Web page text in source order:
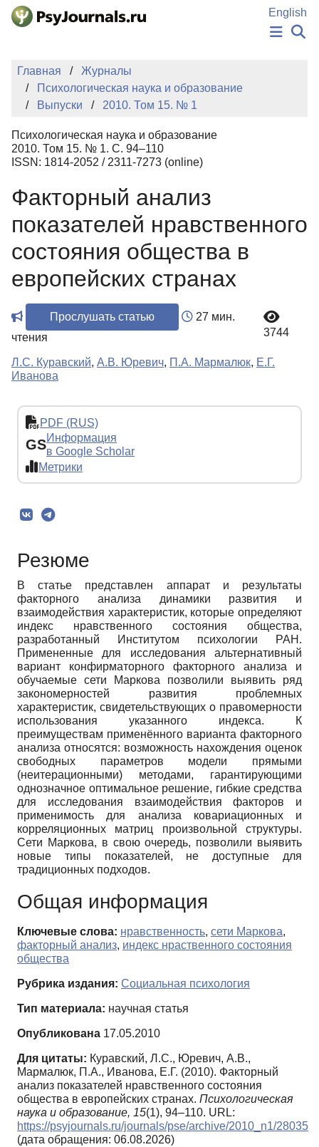
Перейти к основному содержанию
English
НОВОСТИ
ИЗДАНИЯ
АВТОРЫ
БАЗА ЗНАНИЙ
КЛЮЧЕВЫЕ СЛОВА
Регистрация
Главная
Журналы
Психологическая наука и образование
Выпуски
2010. Том 15. № 1
Психологическая наука и образование
2010. Том 15. № 1. С. 94–110
ISSN: 1814-2052 / 2311-7273 (online)
Факторный анализ
показателей нравственного
состояния общества в
европейских странах
Прослушать статью
27 мин.
чтения
3744
Л.С. Куравский, А.В. Юревич, П.А. Мармалюк, Е.Г.
Иванова
PDF (RUS)
GSИнформация
в Google Scholar
Метрики
Резюме
В статье представлен аппарат и результаты
факторного анализа динамики развития и
взаимодействия характеристик, которые определяют
индекс нравственного состояния общества,
разработанный Институтом психологии РАН.
Примененные для исследования альтернативный
вариант конфирматорного факторного анализа и
обучаемые сети Маркова позволили выявить ряд
закономерностей развития проблемных
характеристик, свидетельствующих о правомерности
использования указанного индекса. К
преимуществам применённого варианта факторного
анализа относятся: возможность нахождения оценок
свободных параметров модели прямыми
(неитерационными) методами, гарантирующими
однозначное оптимальное решение, гибкие средства
для исследования взаимодействия факторов и
применимость для анализа ковариационных и
корреляционных матриц произвольной структуры.
Сети Маркова, в свою очередь, позволили выявить
новые типы показателей, не доступные для
традиционных подходов.
Общая информация
Ключевые слова: нравственность, сети Маркова,
факторный анализ, индекс нраственного состояния
общества
Рубрика издания: Социальная психология
Тип материала: научная статья
Опубликована 17.05.2010
Для цитаты: Куравский, Л.С., Юревич, А.В.,
Мармалюк, П.А., Иванова, Е.Г. (2010). Факторный
анализ показателей нравственного состояния
общества в европейских странах. Психологическая
наука и образование, 15(1), 94–110. URL:
https://psyjournals.ru/journals/pse/archive/2010_n1/28035
(дата обращения: 06.08.2026)